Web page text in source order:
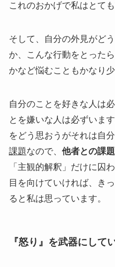
これのおかげで私はとて
そして、自分の外見がど
か、こんな行動をとった
かなど悩むこともかなり
自分のことを好きな人は
とを嫌いな人は必ずいま
をどう思おうがそれは自
課題なので、 他者との課
「主観的解釈」だけに囚
目を向けていければ、き
ると私は思っています。
『怒り』を武器にして